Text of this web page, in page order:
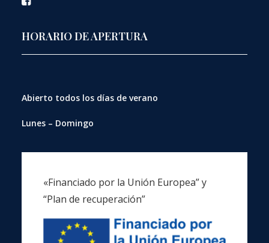
HORARIO DE APERTURA
Abierto todos los días de verano
Lunes – Domingo
«Financiado por la Unión Europea” y
“Plan de recuperación”